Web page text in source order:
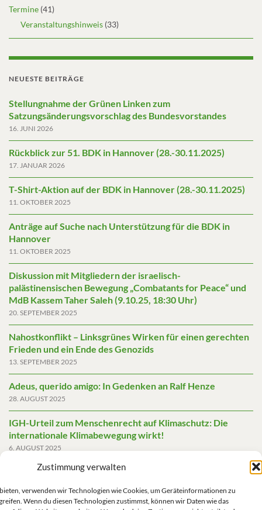
Zustimmung verwalten
verwenden wir Technologien wie Cookies, um Geräteinformationen zu
Wenn du diesen Technologien zustimmst, können wir Daten wie das
Termine (41)
Veranstaltungshinweis (33)
NEUESTE BEITRÄGE
Stellungnahme der Grünen Linken zum
Satzungsänderungsvorschlag des Bundesvorstandes
16. JUNI 2026
Rückblick zur 51. BDK in Hannover (28.-30.11.2025)
17. JANUAR 2026
T-Shirt-Aktion auf der BDK in Hannover (28.-30.11.2025)
11. OKTOBER 2025
Anträge auf Suche nach Unterstützung für die BDK in
Hannover
11. OKTOBER 2025
Diskussion mit Mitgliedern der israelisch-
palästinensischen Bewegung „Combatants for Peace“ und
MdB Kassem Taher Saleh (9.10.25, 18:30 Uhr)
20. SEPTEMBER 2025
Nahostkonflikt – Linksgrünes Wirken für einen gerechten
Frieden und ein Ende des Genozids
13. SEPTEMBER 2025
Adeus, querido amigo: In Gedenken an Ralf Henze
28. AUGUST 2025
IGH-Urteil zum Menschenrecht auf Klimaschutz: Die
internationale Klimabewegung wirkt!
6. AUGUST 2025
Friedensgutachten 2025